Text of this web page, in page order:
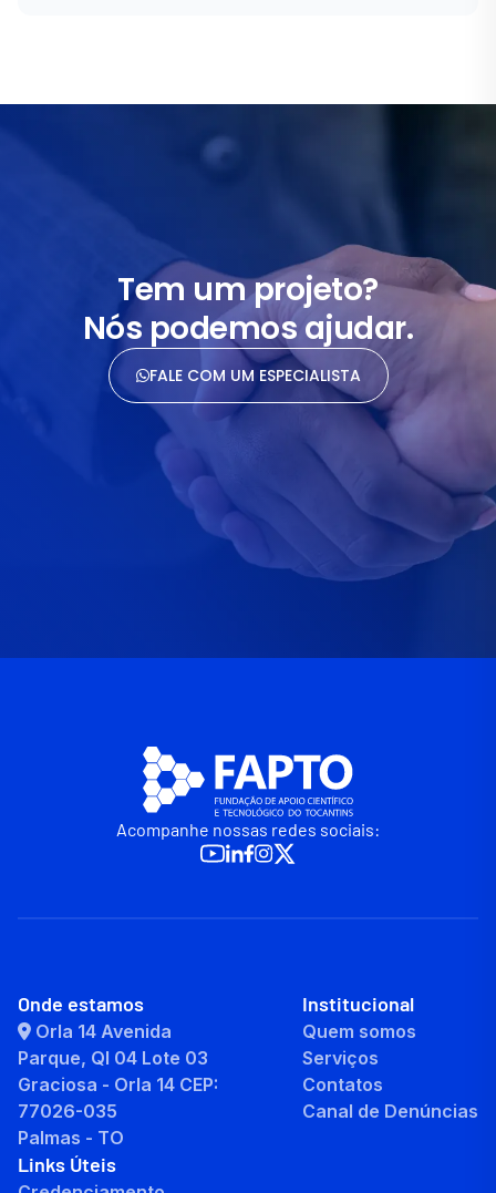
Tem um projeto?
Nós podemos ajudar.
FALE COM UM ESPECIALISTA
Acompanhe nossas redes sociais:
Onde estamos
Orla 14 Avenida
Parque, QI 04 Lote 03
Graciosa - Orla 14 CEP:
77026-035
Palmas - TO
Institucional
Quem somos
Serviços
Contatos
Canal de Denúncias
Links Úteis